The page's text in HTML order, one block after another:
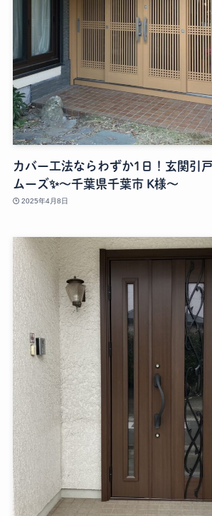
カバー工法ならわずか1日！玄関引
ムーズ✨～千葉県千葉市 K様～
2025年4月8日